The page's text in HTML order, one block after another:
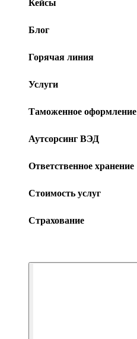
Кейсы
Блог
Горячая линия
Услуги
Таможенное оформление
Аутсорсинг ВЭД
Ответственное хранение
Стоимость услуг
Страхование